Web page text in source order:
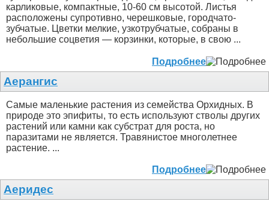
карликовые, компактные, 10-60 см высотой. Листья
расположены супротивно, черешковые, городчато-
зубчатые. Цветки мелкие, узкотрубчатые, собраны в
небольшие соцветия — корзинки, которые, в свою ...
Подробнее
Аерангис
Самые маленькие растения из семейства Орхидных. В
природе это эпифиты, то есть используют стволы других
растений или камни как субстрат для роста, но
паразитами не является. Травянистое многолетнее
растение. ...
Подробнее
Аеридес